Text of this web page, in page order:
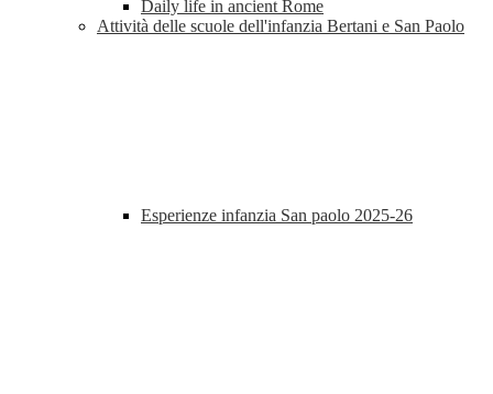
Daily life in ancient Rome
Attività delle scuole dell'infanzia Bertani e San Paolo
Esperienze infanzia San paolo 2025-26